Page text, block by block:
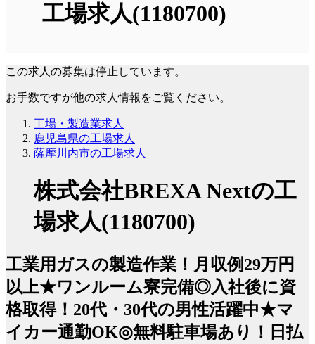
工場求人(1180700)
この求人の募集は停止しています。
お手数ですが他の求人情報をご覧ください。
工場・製造業求人
鹿児島県の工場求人
薩摩川内市の工場求人
株式会社BREXA Nextの工
場求人(1180700)
工業用ガスの製造作業！月収例29万円
以上★ワンルーム寮完備◎入社後に資
格取得！20代・30代の男性活躍中★マ
イカー通勤OK◎無料駐車場あり！日払